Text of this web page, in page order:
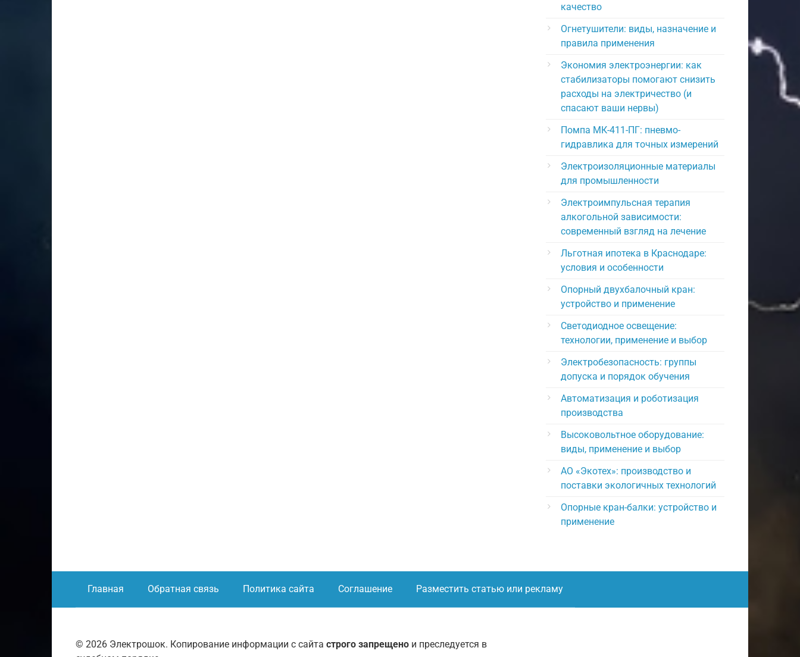
качество
Огнетушители: виды, назначение и
правила применения
Экономия электроэнергии: как
стабилизаторы помогают снизить
расходы на электричество (и
спасают ваши нервы)
Помпа МК-411-ПГ: пневмо-
гидравлика для точных измерений
Электроизоляционные материалы
для промышленности
Электроимпульсная терапия
алкогольной зависимости:
современный взгляд на лечение
Льготная ипотека в Краснодаре:
условия и особенности
Опорный двухбалочный кран:
устройство и применение
Светодиодное освещение:
технологии, применение и выбор
Электробезопасность: группы
допуска и порядок обучения
Автоматизация и роботизация
производства
Высоковольтное оборудование:
виды, применение и выбор
АО «Экотех»: производство и
поставки экологичных технологий
Опорные кран-балки: устройство и
применение
Главная Обратная связь Политика сайта Соглашение Разместить статью или рекламу
© 2026 Электрошок. Копирование информации с сайта строго запрещено и преследуется в